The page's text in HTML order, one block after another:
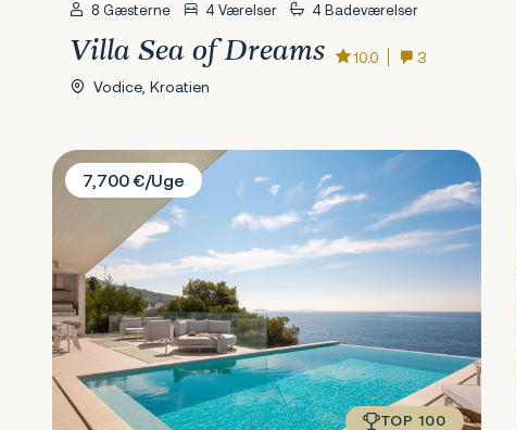
8 Gæsterne 4 Værelser 4 Badeværelser
Villa Sea of Dreams 10.0
3
Vodice, Kroatien
Villa Dream Pearl
7,700 €/Uge
TOP 100